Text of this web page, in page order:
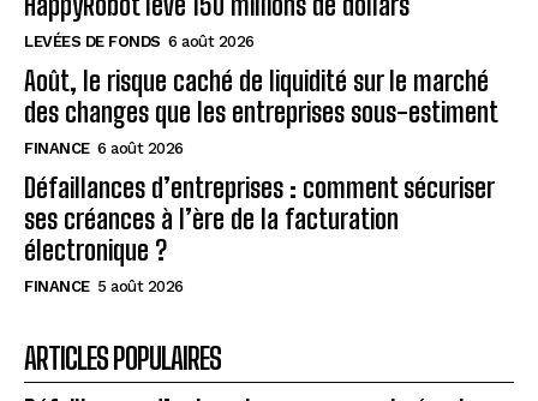
LEVÉES DE FONDS 6 août 2026
Août, le risque caché de liquidité sur le marché
des changes que les entreprises sous-estiment
FINANCE 6 août 2026
Défaillances d’entreprises : comment sécuriser
ses créances à l’ère de la facturation
électronique ?
FINANCE 5 août 2026
ARTICLES POPULAIRES